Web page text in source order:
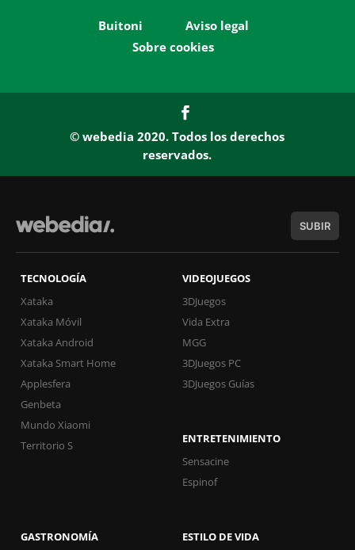
Buitoni
Aviso legal
Sobre cookies
© webedia 2020. Todos los derechos
reservados.
SUBIR
TECNOLOGÍA
Xataka
Xataka Móvil
Xataka Android
Xataka Smart Home
Applesfera
Genbeta
Mundo Xiaomi
Territorio S
VIDEOJUEGOS
3DJuegos
Vida Extra
MGG
3DJuegos PC
3DJuegos Guías
ENTRETENIMIENTO
Sensacine
Espinof
GASTRONOMÍA
ESTILO DE VIDA